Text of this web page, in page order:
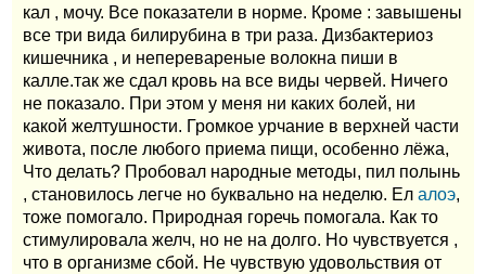
кал , мочу. Все показатели в норме. Кроме : завышены
все три вида билирубина в три раза. Дизбактериоз
кишечника , и неперевареные волокна пиши в
калле.так же сдал кровь на все виды червей. Ничего
не показало. При этом у меня ни каких болей, ни
какой желтушности. Громкое урчание в верхней части
живота, после любого приема пищи, особенно лёжа,
Что делать? Пробовал народные методы, пил полынь
, становилось легче но буквально на неделю. Ел алоэ,
тоже помогало. Природная горечь помогала. Как то
стимулировала желч, но не на долго. Но чувствуется ,
что в организме сбой. Не чувствую удовольствия от